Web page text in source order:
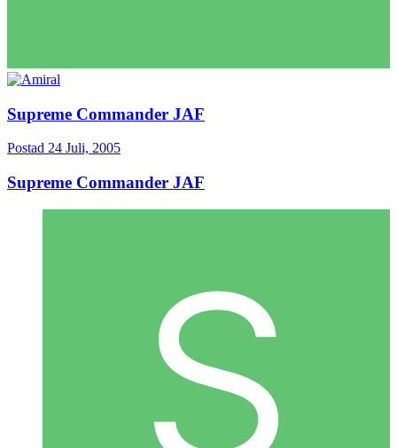
Supreme Commander JAF
Postad 24 Juli, 2005
Supreme Commander JAF